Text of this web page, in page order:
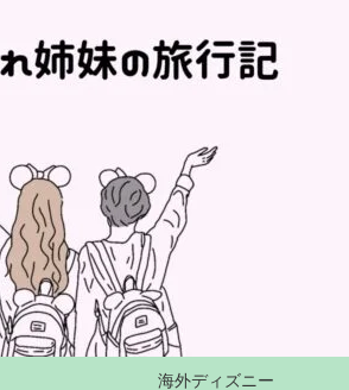
海外ディズニー